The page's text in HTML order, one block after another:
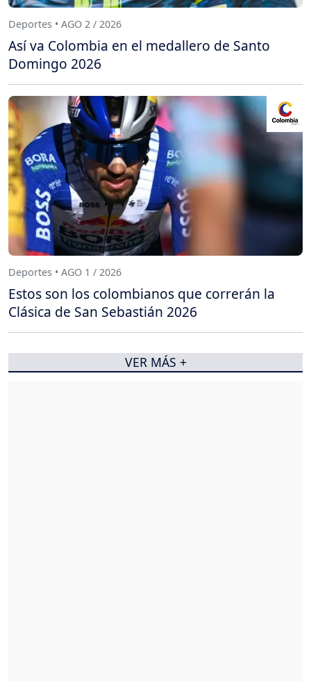
Deportes • AGO 2 / 2026
Así va Colombia en el medallero de Santo
Domingo 2026
Deportes • AGO 1 / 2026
Estos son los colombianos que correrán la
Clásica de San Sebastián 2026
VER MÁS +